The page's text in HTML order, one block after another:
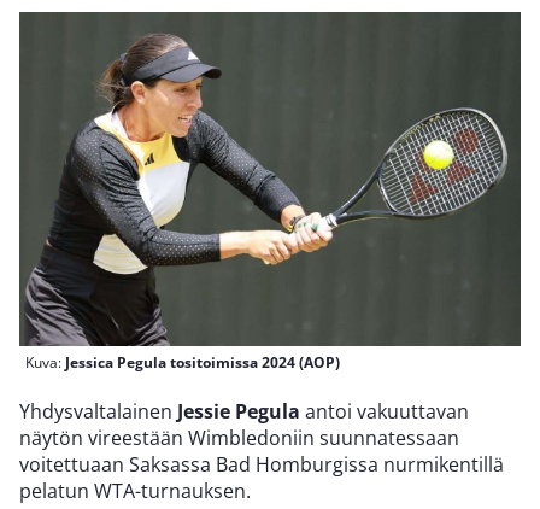
Kuva: Jessica Pegula tositoimissa 2024 (AOP)
Yhdysvaltalainen Jessie Pegula antoi vakuuttavan
näytön vireestään Wimbledoniin suunnatessaan
voitettuaan Saksassa Bad Homburgissa nurmikentillä
pelatun WTA-turnauksen.